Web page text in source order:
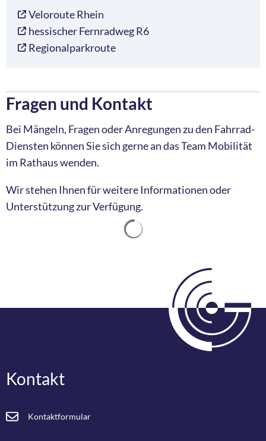
Veloroute Rhein
hessischer Fernradweg R6
Regionalparkroute
Fragen und Kontakt
Bei Mängeln, Fragen oder Anregungen zu den Fahrrad-
Diensten können Sie sich gerne an das Team Mobilität
im Rathaus wenden.
Wir stehen Ihnen für weitere Informationen oder
Unterstützung zur Verfügung.
Kontakt
Kontaktformular